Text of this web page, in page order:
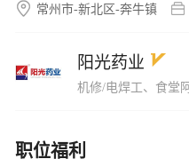
常州市-新北区-奔牛镇
阳光药业
机修/电焊工、食堂
职位福利